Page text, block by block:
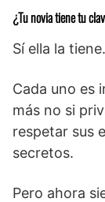
¿Tu novia tiene tu
Sí ella la tiene.
Cada uno es
más no si
respetar sus
secretos.
Pero ahora